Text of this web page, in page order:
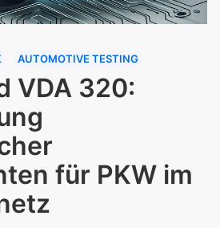
AUTOMOTIVE TESTING
VDA 320:
für PKW im